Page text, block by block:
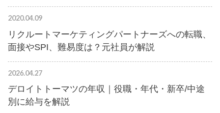
2020.04.09
リクルートマーケティングパートナーズへの転職、
面接やSPI、難易度は？元社員が解説
2026.04.27
デロイトトーマツの年収｜役職・年代・新卒/中途
別に給与を解説